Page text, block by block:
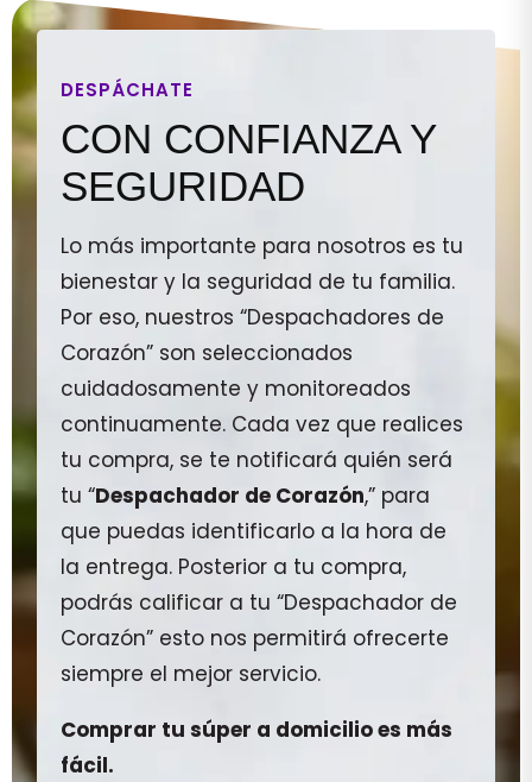
DESPÁCHATE
CON CONFIANZA Y
SEGURIDAD
Lo más importante para nosotros es tu
bienestar y la seguridad de tu familia.
Por eso, nuestros “Despachadores de
Corazón” son seleccionados
cuidadosamente y monitoreados
continuamente. Cada vez que realices
tu compra, se te notificará quién será
tu “Despachador de Corazón,” para
que puedas identificarlo a la hora de
la entrega. Posterior a tu compra,
podrás calificar a tu “Despachador de
Corazón” esto nos permitirá ofrecerte
siempre el mejor servicio.
Comprar tu súper a domicilio es más
fácil.